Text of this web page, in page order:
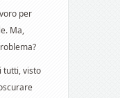
per
Ma,
tutti, visto